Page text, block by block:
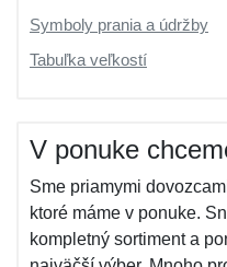
Symboly prania a údržby
Tabuľka veľkostí
V ponuke
Sme priamymi
ktoré máme v ponuke.
kompletný sortiment a